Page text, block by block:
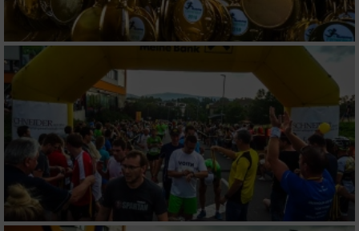
Geräte anhand von aktiv angeforderten
Informationen identifizieren
Nicht-IAB-Verarbeitungszwecke:
Notwendig
Performance
Funktional